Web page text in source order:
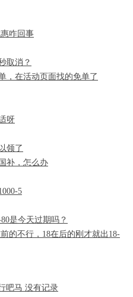
咋回事
取消？
，在活动页面找的免单了
呀
领了
补，怎么办
5
是今天过期吗？
的不行，18在后的刚才就出18-
吧马 没有记录